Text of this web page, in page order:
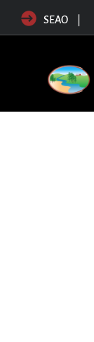
SEAO